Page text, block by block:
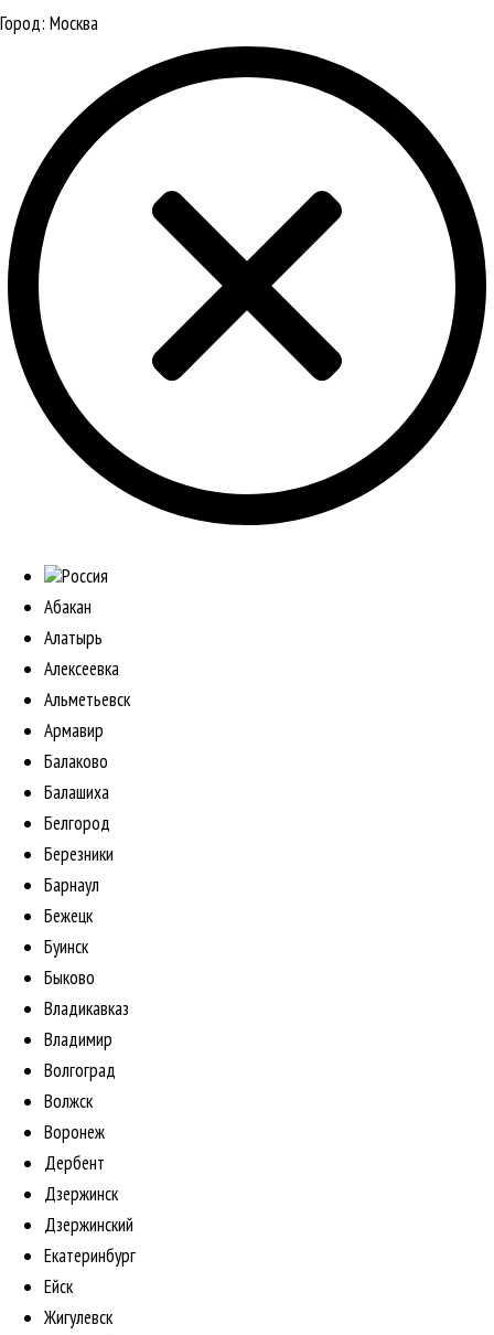
Город: Москва
Россия
Абакан
Алатырь
Алексеевка
Альметьевск
Армавир
Балаково
Балашиха
Белгород
Березники
Барнаул
Бежецк
Буинск
Быково
Владикавказ
Владимир
Волгоград
Волжск
Воронеж
Дербент
Дзержинск
Дзержинский
Екатеринбург
Ейск
Жигулевск